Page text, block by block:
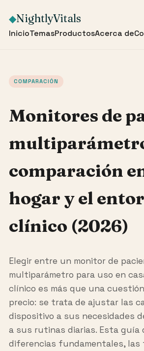
◆NightlyVitals
InicioTemasProductosAcerca de
COMPARACIÓN
Monitores de
comparación
hogar y el
clínico (2026)
Elegir entre un monitor de
multiparámetro para uso en
clínico es más que una
precio: se trata de ajustar las
dispositivo a sus necesidades
a sus rutinas diarias. Esta guía
diferencias fundamentales,